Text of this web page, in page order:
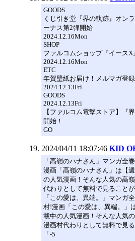
GOODS
くじ引き堂『界の軌跡』オン
ーナス第2弾開始
2024.12.16Mon
SHOP
ファルコムショップ『イースX
2024.12.16Mon
ETC
年賀壁紙お届け！メルマガ登
2024.12.13Fri
GOODS
2024.12.13Fri
【ファルコム電撃ストア】『
開始！
GO
2024/04/11 18:07:46 KID
「高嶺のハナさん」マンガ全
漫画「高嶺のハナさん」は【
の人気漫画！そんな人気の高
代わりとして無料で見ることが
「この愛は、異端。」マンガ
村!漫画「この愛は、異端。」
載中の人気漫画！そんな人気
漫画村代わりとして無料で見る
「-5